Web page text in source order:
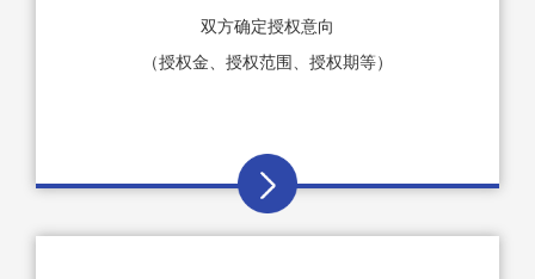
双方确定授权意向
（授权金、授权范围、授权期等）